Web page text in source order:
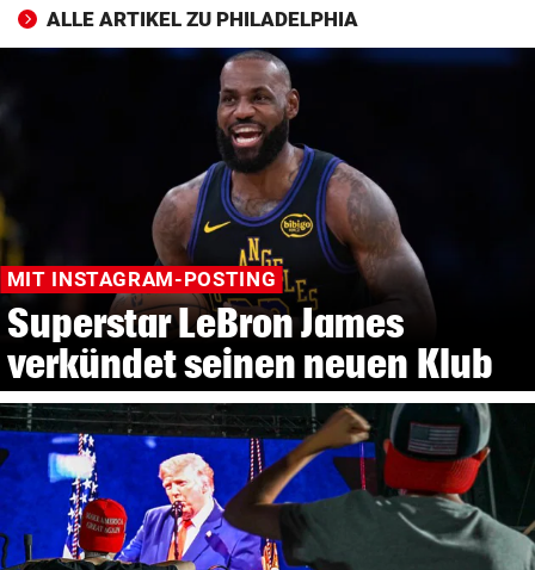
ALLE ARTIKEL ZU PHILADELPHIA
MIT INSTAGRAM-POSTING
Superstar LeBron James
verkündet seinen neuen Klub